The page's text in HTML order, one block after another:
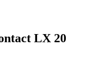
LX 20